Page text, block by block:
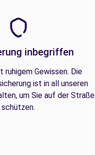
inbegriffen
ruhigem Gewissen. Die
ist in all unseren
um Sie auf der
schützen.